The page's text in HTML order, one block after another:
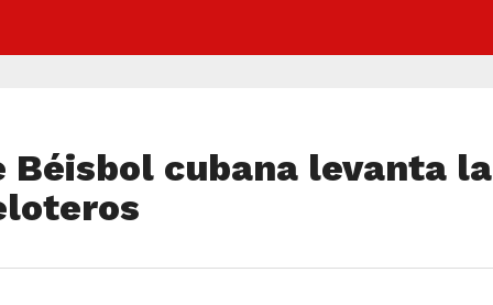
Béisbol cubana levanta la